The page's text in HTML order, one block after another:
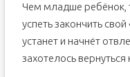
Чем младше ребёнок,
успеть закончить
устанет и начнёт
захотелось